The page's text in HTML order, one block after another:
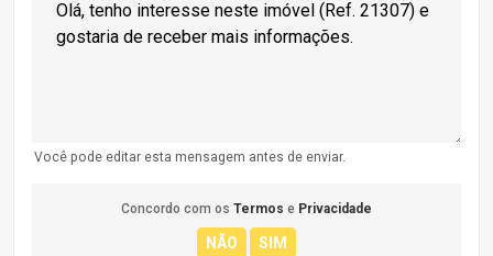
Você pode editar esta mensagem antes de enviar.
Concordo com os Termos e Privacidade